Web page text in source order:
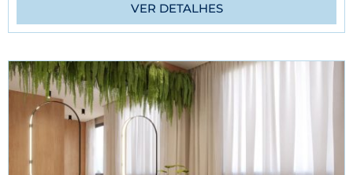
VER DETALHES